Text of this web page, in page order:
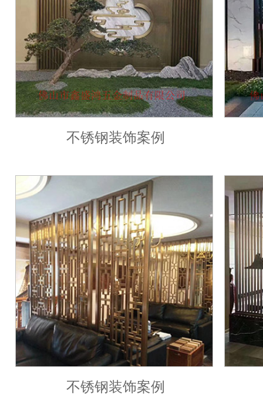
不锈钢装饰案例
不锈钢装饰案例